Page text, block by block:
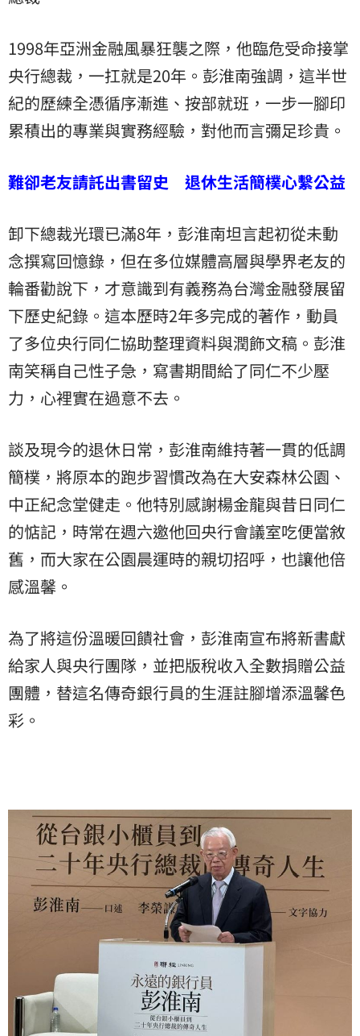
1998年亞洲金融風暴狂襲之際，他臨危受命接掌
央行總裁，一扛就是20年。彭淮南強調，這半世
紀的歷練全憑循序漸進、按部就班，一步一腳印
累積出的專業與實務經驗，對他而言彌足珍貴。
難卻老友請託出書留史 退休生活簡樸心繫公益
卸下總裁光環已滿8年，彭淮南坦言起初從未動
念撰寫回憶錄，但在多位媒體高層與學界老友的
輪番勸說下，才意識到有義務為台灣金融發展留
下歷史紀錄。這本歷時2年多完成的著作，動員
了多位央行同仁協助整理資料與潤飾文稿。彭淮
南笑稱自己性子急，寫書期間給了同仁不少壓
力，心裡實在過意不去。
談及現今的退休日常，彭淮南維持著一貫的低調
簡樸，將原本的跑步習慣改為在大安森林公園、
中正紀念堂健走。他特別感謝楊金龍與昔日同仁
的惦記，時常在週六邀他回央行會議室吃便當敘
舊，而大家在公園晨運時的親切招呼，也讓他倍
感溫馨。
為了將這份溫暖回饋社會，彭淮南宣布將新書獻
給家人與央行團隊，並把版稅收入全數捐贈公益
團體，替這名傳奇銀行員的生涯註腳增添溫馨色
彩。